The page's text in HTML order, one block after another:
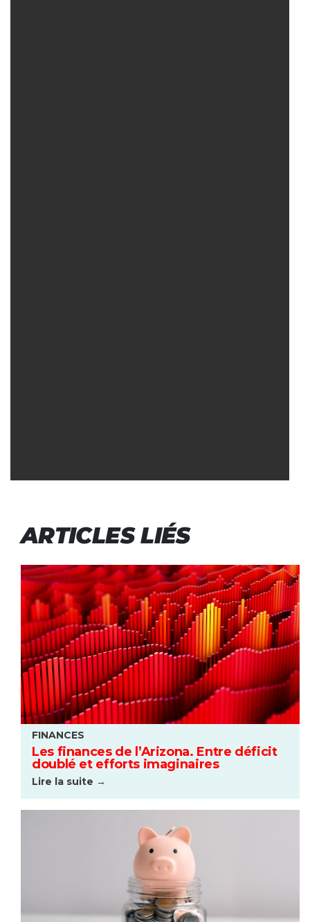
ARTICLES LIÉS
FINANCES
Les finances de l’Arizona. Entre déficit
doublé et efforts imaginaires
Lire la suite →